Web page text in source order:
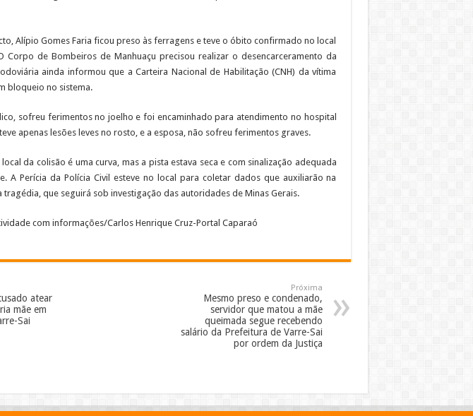
Alípio Gomes Faria ficou preso às ferragens e teve o óbito confirmado no local
Corpo de Bombeiros de Manhuaçu precisou realizar o desencarceramento da
ainda informou que a Carteira Nacional de Habilitação (CNH) da vítima
bloqueio no sistema.
sofreu ferimentos no joelho e foi encaminhado para atendimento no hospital
apenas lesões leves no rosto, e a esposa, não sofreu ferimentos graves.
da colisão é uma curva, mas a pista estava seca e com sinalização adequada
A Perícia da Polícia Civil esteve no local para coletar dados que auxiliarão na
tragédia, que seguirá sob investigação das autoridades de Minas Gerais.
com informações/Carlos Henrique Cruz-Portal Caparaó
atear
mãe em
Sai
Próxima
Mesmo preso e condenado,
servidor que matou a mãe
queimada segue recebendo
salário da Prefeitura de Varre-Sai
por ordem da Justiça